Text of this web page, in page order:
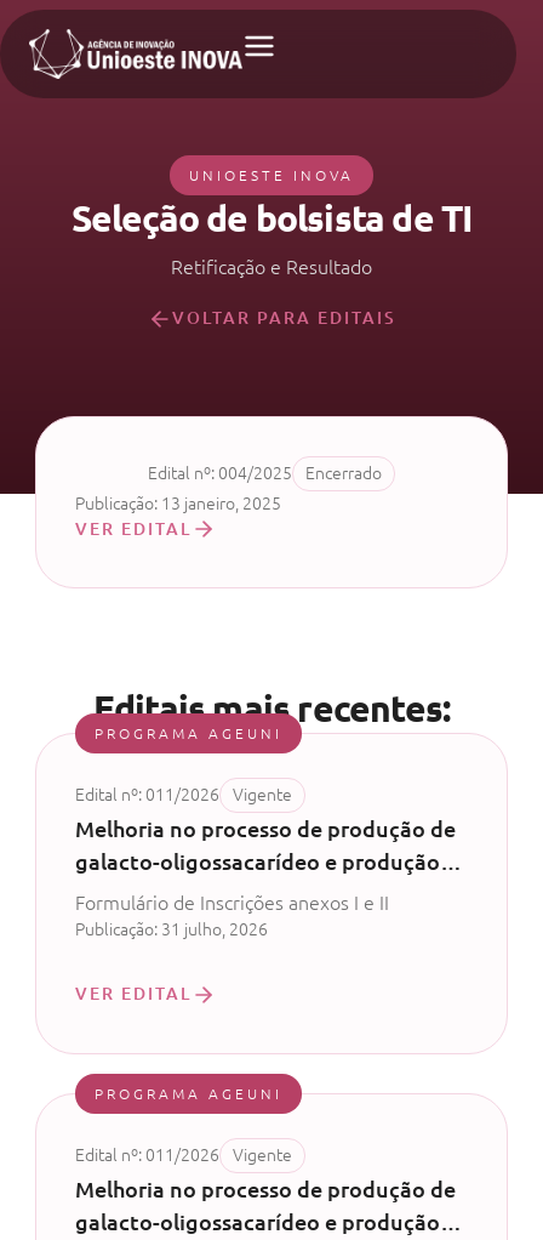
UNIOESTE INOVA
Seleção de bolsista de TI
Retificação e Resultado
VOLTAR PARA EDITAIS
Edital nº: 004/2025
Encerrado
Publicação: 13 janeiro, 2025
VER EDITAL
Editais mais recentes:
PROGRAMA AGEUNI
Edital nº: 011/2026 Vigente
Melhoria no processo de produção de
galacto-oligossacarídeo e produção
de probiótico com permeado de soro
de leite - CV 52/2024
Formulário de Inscrições anexos I e II
Publicação: 31 julho, 2026
VER EDITAL
PROGRAMA AGEUNI
Edital nº: 011/2026 Vigente
Melhoria no processo de produção de
galacto-oligossacarídeo e produção